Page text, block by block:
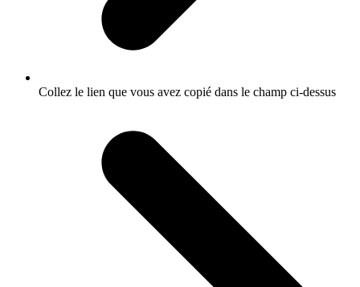
Collez le lien que vous avez copié dans le champ ci-dessus